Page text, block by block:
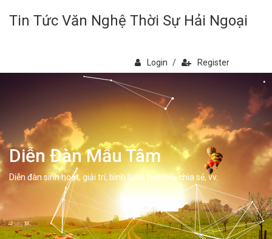
Tin Tức Văn Nghệ Thời Sự Hải Ngoại
Login / Register
Diễn Đàn Mẫu Tâm
Diễn đàn sinh hoạt, giải trí, bình luân, học hỏi, chia sẻ, vv.